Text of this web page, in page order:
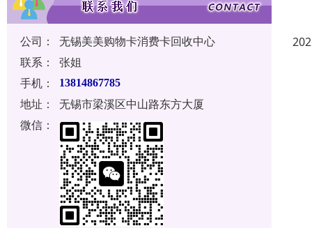
公司：
无锡美美购物卡消费卡回收中心
联系：
张姐
手机：
13814867785
地址：
无锡市梁溪区中山路东方大厦
微信：